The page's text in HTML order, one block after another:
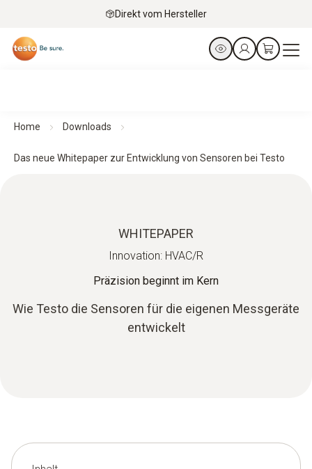
Direkt vom Hersteller
Home Downloads
Das neue Whitepaper zur Entwicklung von Sensoren bei Testo
WHITEPAPER
Innovation: HVAC/R
Präzision beginnt im Kern
Wie Testo die Sensoren für die eigenen Messgeräte
entwickelt